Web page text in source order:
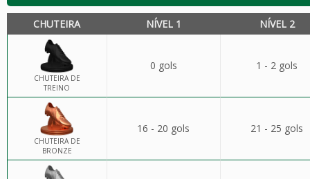
CHUTEIRA NÍVEL 1 NÍVEL 2
CHUTEIRA DE
TREINO
0 gols 1 - 2 gols
CHUTEIRA DE
BRONZE
16 - 20 gols 21 - 25 gols